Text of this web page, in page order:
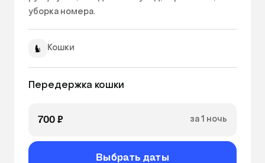
уборка номера.
Кошки
Передержка кошки
700 ₽ за 1 ночь
Выбрать даты